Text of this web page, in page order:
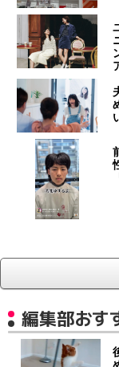
編集部おす